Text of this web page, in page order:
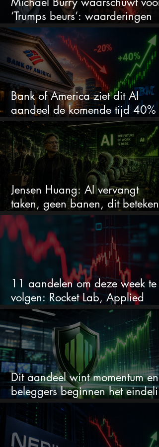
‘Trumps beurs’: waarderingen
doen er niet meer toe
Bank of America ziet dit AI
aandeel de komende tijd 40%
stijgen na 20% daling
Jensen Huang: AI vervangt
taken, geen banen, dit betekent
het voor AI-aandelen
11 aandelen om deze week te
volgen: Rocket Lab, Applied
Materials en de zwaarste AI-test
Dit aandeel wint momentum en
beleggers beginnen het eindelijk
te zien